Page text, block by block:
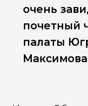
очень
почетный
палаты